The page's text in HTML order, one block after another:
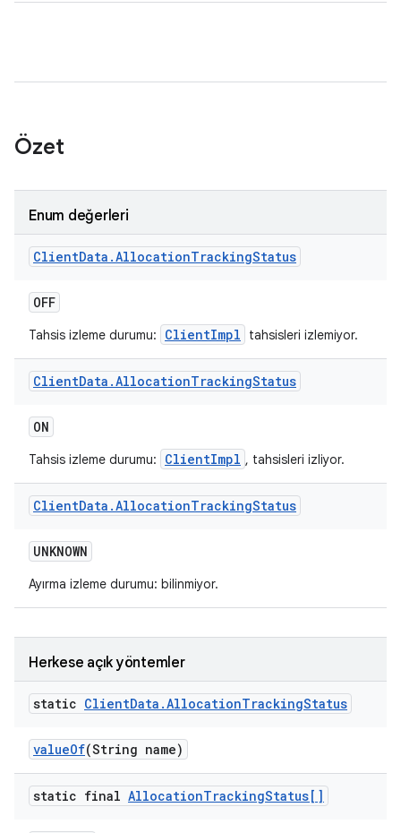
Özet
Enum değerleri
ClientData .AllocationTrackingStatus
OFF
Tahsis izleme durumu: ClientImpl tahsisleri izlemiyor.
ClientData .AllocationTrackingStatus
ON
Tahsis izleme durumu: ClientImpl , tahsisleri izliyor.
ClientData .AllocationTrackingStatus
UNKNOWN
Ayırma izleme durumu: bilinmiyor.
Herkese açık yöntemler
static ClientData .AllocationTrackingStatus
valueOf(String name)
static final AllocationTrackingStatus[]